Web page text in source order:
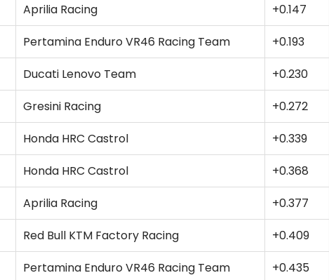
Aprilia Racing
+0.147
Pertamina Enduro VR46 Racing Team
+0.193
Ducati Lenovo Team
+0.230
Gresini Racing
+0.272
Honda HRC Castrol
+0.339
Honda HRC Castrol
+0.368
Aprilia Racing
+0.377
Red Bull KTM Factory Racing
+0.409
Pertamina Enduro VR46 Racing Team
+0.435